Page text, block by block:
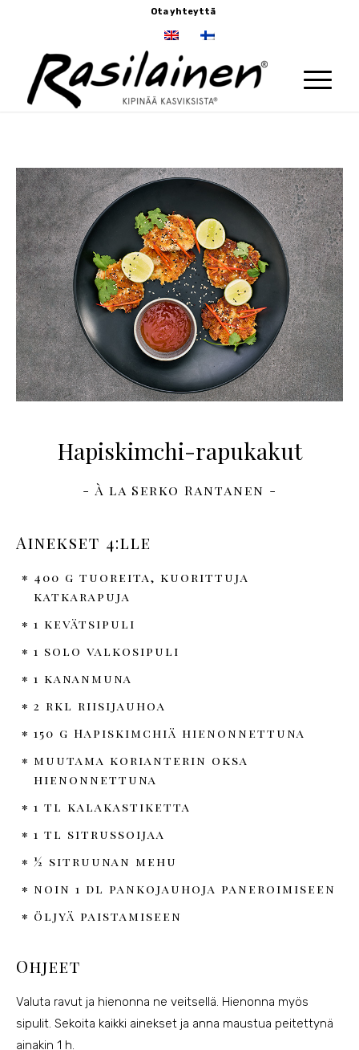
Ota yhteyttä
Hapiskimchi-rapukakut
- À la Serko Rantanen -
Ainekset 4:lle
400 g tuoreita, kuorittuja
katkarapuja
1 kevätsipuli
1 solo valkosipuli
1 kananmuna
2 rkl riisijauhoa
150 g Hapiskimchiä hienonnettuna
muutama korianterin oksa
hienonnettuna
1 tl kalakastiketta
1 tl sitrussoijaa
½ sitruunan mehu
noin 1 dl pankojauhoja paneroimiseen
öljyä paistamiseen
Ohjeet
Valuta ravut ja hienonna ne veitsellä. Hienonna myös
sipulit. Sekoita kaikki ainekset ja anna maustua peitettynä
ainakin 1 h.